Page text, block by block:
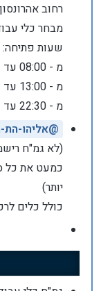
רחוב אהרונסון
מבחר כלי
שעות פתיחה:
מ - 08:00 עד - 09:00
מ - 13:00 עד - 14:00
מ - 22:30 עד - 00:00
@אליהו-
(לא גמ"ח
כמעט את כל
יותר)
כולל כלים